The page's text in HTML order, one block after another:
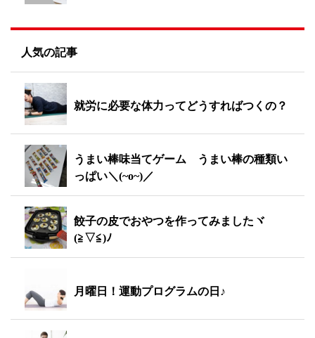
人気の記事
就労に必要な体力ってどうすればつくの？
うまい棒味当てゲーム うまい棒の種類い
っぱい＼(~o~)／
餃子の皮でおやつを作ってみましたヾ
(≧▽≦)ﾉ
月曜日！運動プログラムの日♪